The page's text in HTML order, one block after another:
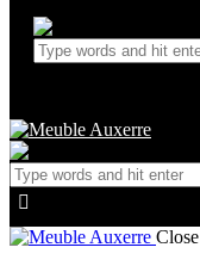
Close